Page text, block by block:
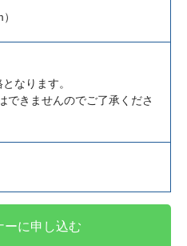
なります。
できませんのでご了承くださ
ーに申し込む